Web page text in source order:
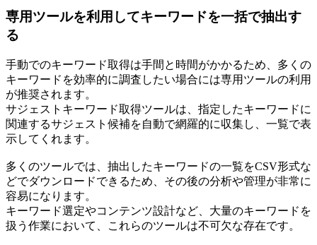
専用ツールを利用してキーワードを一括で抽出す
る
手動でのキーワード取得は手間と時間がかかるため、多くの
キーワードを効率的に調査したい場合には専用ツールの利用
が推奨されます。
サジェストキーワード取得ツールは、指定したキーワードに
関連するサジェスト候補を自動で網羅的に収集し、一覧で表
示してくれます。
多くのツールでは、抽出したキーワードの一覧をCSV形式な
どでダウンロードできるため、その後の分析や管理が非常に
容易になります。
キーワード選定やコンテンツ設計など、大量のキーワードを
扱う作業において、これらのツールは不可欠な存在です。